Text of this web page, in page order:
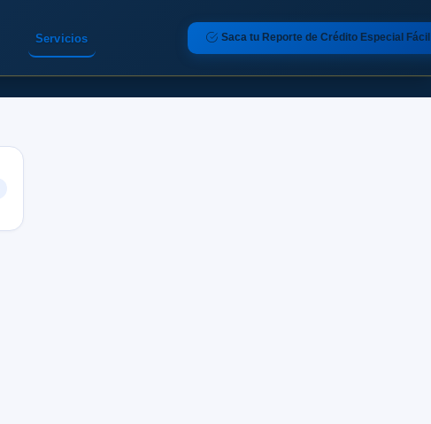
Servicios Saca tu Reporte de Crédito Especial Fácil